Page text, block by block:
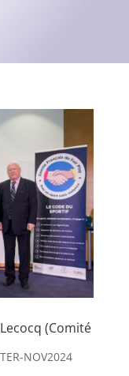
(Comité
NOV2024